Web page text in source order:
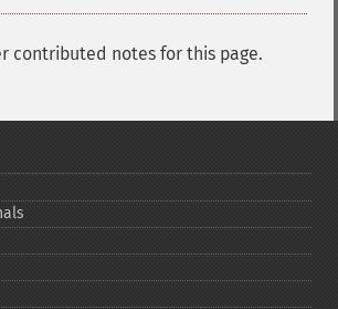
contributed notes for this page.